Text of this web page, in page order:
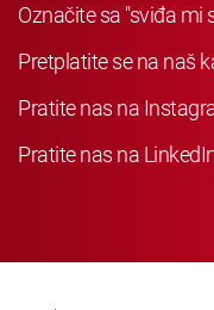
Označite sa "sviđa mi
Pretplatite se na naš
Pratite nas na
Pratite nas na